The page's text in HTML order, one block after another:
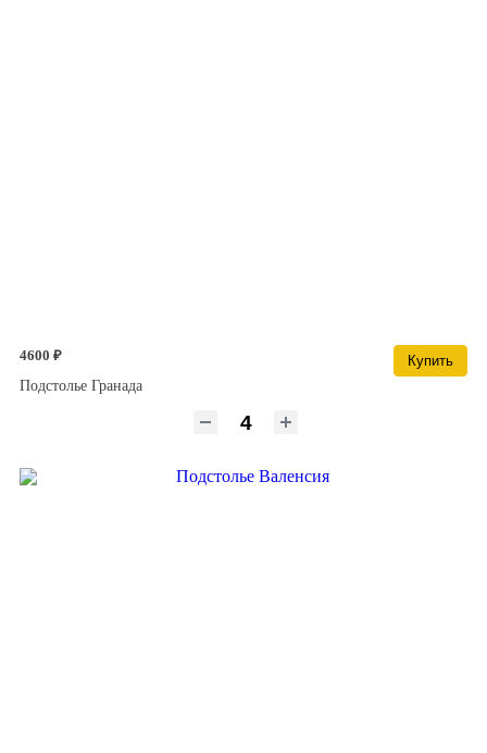
4600 ₽
Купить
Подстолье Гранада